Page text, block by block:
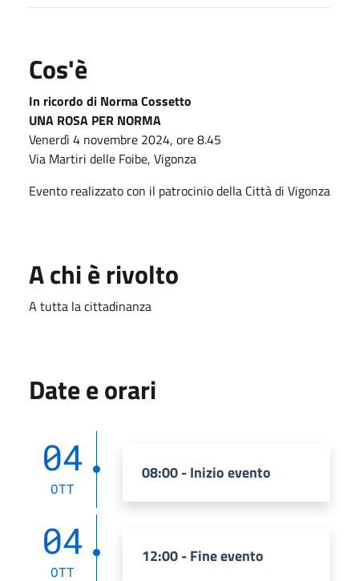
Cos'è
In ricordo di Norma Cossetto
UNA ROSA PER NORMA
Venerdì 4 novembre 2024, ore 8.45
Via Martiri delle Foibe, Vigonza
Evento realizzato con il patrocinio della Città di Vigonza
A chi è rivolto
A tutta la cittadinanza
Date e orari
04
OTT
08:00 - Inizio evento
04
OTT
12:00 - Fine evento